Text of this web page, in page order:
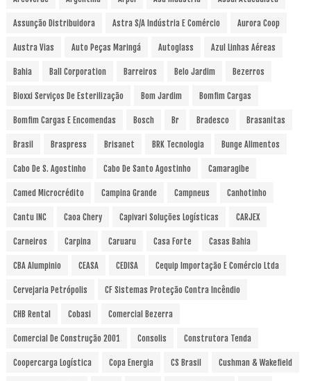
Assunção Distribuidora Astra S/A Indústria E Comércio Aurora Coop
Austra Vias Auto Peças Maringá Autoglass Azul Linhas Aéreas
Bahia Ball Corporation Barreiros Belo Jardim Bezerros
Bioxxi Serviços De Esterilização Bom Jardim Bomfim Cargas
Bomfim Cargas E Encomendas Bosch Br Bradesco Brasanitas
Brasil Braspress Brisanet BRK Tecnologia Bunge Alimentos
Cabo De S. Agostinho Cabo De Santo Agostinho Camaragibe
Camed Microcrédito Campina Grande Campneus Canhotinho
Cantu INC Caoa Chery Capivari Soluções Logísticas CARJEX
Carneiros Carpina Caruaru Casa Forte Casas Bahia
CBA Alumpinio CEASA CEDISA Cequip Importação E Comércio Ltda
Cervejaria Petrópolis CF Sistemas Proteção Contra Incêndio
CHB Rental Cobasi Comercial Bezerra
Comercial De Construção 2001 Consolis Construtora Tenda
Coopercarga Logística Copa Energia CS Brasil Cushman & Wakefield